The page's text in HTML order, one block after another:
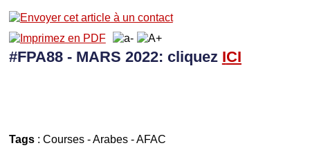
#FPA88 - MARS 2022: cliquez ICI
Tags: Courses-Arabes-AFAC